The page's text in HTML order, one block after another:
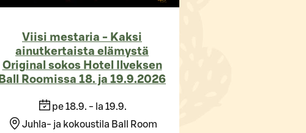
Viisi mestaria - Kaksi
ainutkertaista elämystä
Original sokos Hotel Ilveksen
Ball Roomissa 18. ja 19.9.2026
pe 18.9. - la 19.9.
Juhla- ja kokoustila Ball Room